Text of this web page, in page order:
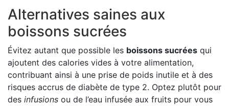
Alternatives saines aux
boissons sucrées
Évitez autant que possible les boissons sucrées qui
ajoutent des calories vides à votre alimentation,
contribuant ainsi à une prise de poids inutile et à des
risques accrus de diabète de type 2. Optez plutôt pour
des infusions ou de l’eau infusée aux fruits pour vous